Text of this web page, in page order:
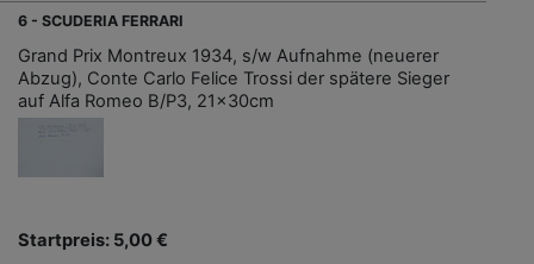
6 - SCUDERIA FERRARI
Grand Prix Montreux 1934, s/w Aufnahme (neuerer
Abzug), Conte Carlo Felice Trossi der spätere Sieger
auf Alfa Romeo B/P3, 21x30cm
Startpreis: 5,00 €